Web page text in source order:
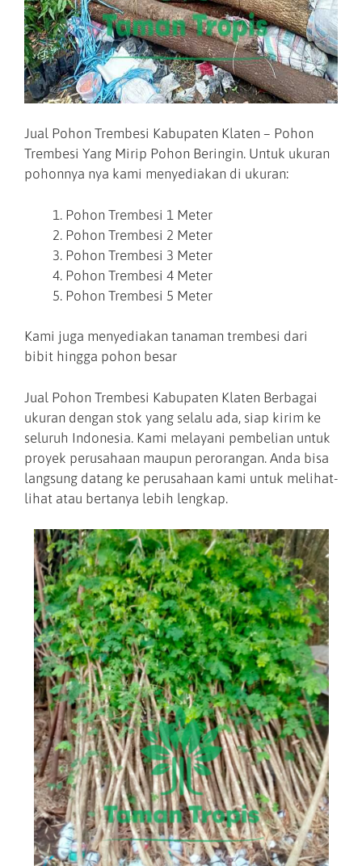
Jual Pohon Trembesi Kabupaten Klaten – Pohon
Trembesi Yang Mirip Pohon Beringin. Untuk ukuran
pohonnya nya kami menyediakan di ukuran:
Pohon Trembesi 1 Meter
Pohon Trembesi 2 Meter
Pohon Trembesi 3 Meter
Pohon Trembesi 4 Meter
Pohon Trembesi 5 Meter
Kami juga menyediakan tanaman trembesi dari
bibit hingga pohon besar
Jual Pohon Trembesi Kabupaten Klaten Berbagai
ukuran dengan stok yang selalu ada, siap kirim ke
seluruh Indonesia. Kami melayani pembelian untuk
proyek perusahaan maupun perorangan. Anda bisa
langsung datang ke perusahaan kami untuk melihat-
lihat atau bertanya lebih lengkap.